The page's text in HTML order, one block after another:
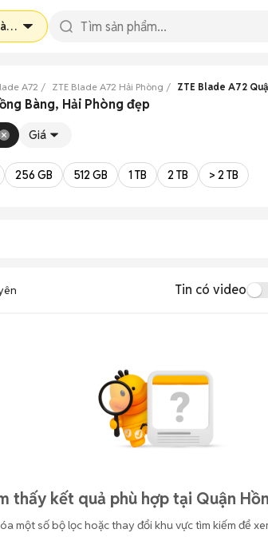
A72 ZTE Blade A72 Hải Phòng ZTE Blade A72
Bàng, Hải Phòng đẹp
Giá
256 GB 512 GB 1 TB 2 TB > 2 TB
Tin có video
thấy kết quả phù hợp tại Quận
một số bộ lọc hoặc thay đổi khu vực tìm kiếm để